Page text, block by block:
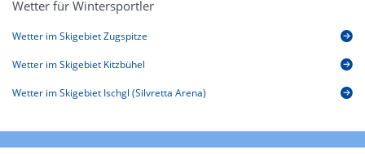
Wetter für Wintersportler
Wetter im Skigebiet Zugspitze
Wetter im Skigebiet Kitzbühel
Wetter im Skigebiet Ischgl (Silvretta Arena)